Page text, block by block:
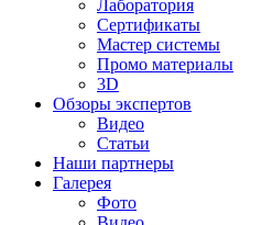
Лаборатория
Сертификаты
Мастер системы
Промо материалы
3D
Обзоры экспертов
Видео
Статьи
Наши партнеры
Галерея
Фото